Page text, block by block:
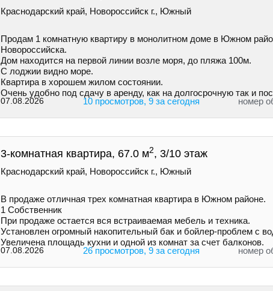
Краснодарский край, Новороссийск г., Южный
Продам 1 комнатную квартиру в монолитном доме в Южном
Новороссийска.
Дом находится на первой линии возле моря, до пляжа 100м.
С лоджии видно море.
Квартира в хорошем жилом состоянии.
Очень удобно под сдачу в аренду, как на долгосрочную так и
07.08.2026 10 просмотров, 9 за сегодня номер
3-комнатная квартира, 67.0 м2, 3/10 этаж
Краснодарский край, Новороссийск г., Южный
В продаже отличная трех комнатная квартира в Южном районе.
1 Собственник
При продаже остается вся встраиваемая мебель и техника.
Установлен огромный накопительный бак и бойлер-проблем с
Увеличена площадь кухни и одной из комнат за счет балконов.
07.08.2026 26 просмотров, 9 за сегодня номер